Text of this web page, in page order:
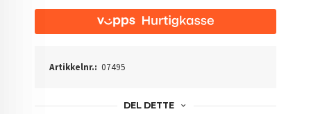
Artikkelnr.: 07495
DEL DETTE